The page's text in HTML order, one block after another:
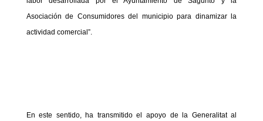
Asociación de Consumidores del municipio para dinamizar la
actividad comercial”.
En este sentido, ha transmitido el apoyo de la Generalitat al